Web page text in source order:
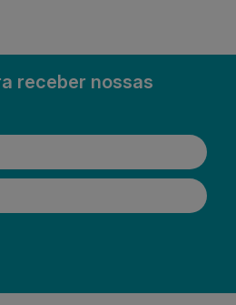
receber nossas